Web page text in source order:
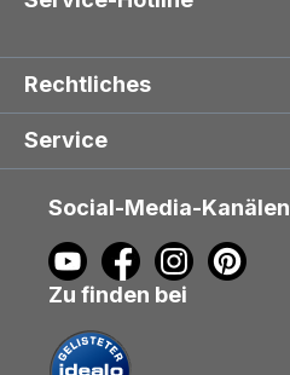
Rechtliches
Service
Social-Media-Kanälen
Zu finden bei